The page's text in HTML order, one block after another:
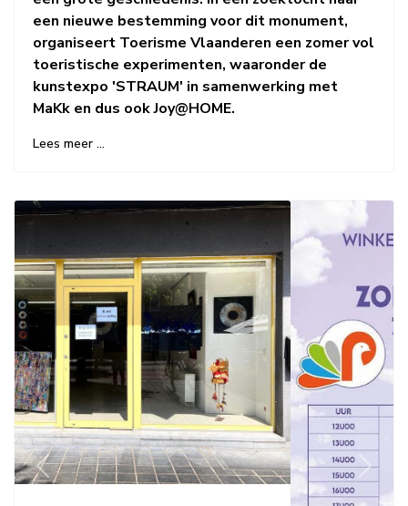
een nieuwe bestemming voor dit monument,
organiseert Toerisme Vlaanderen een zomer vol
toeristische experimenten, waaronder de
kunstexpo 'STRAUM' in samenwerking met
MaKk en dus ook Joy@HOME.
Lees meer …
Previous Next